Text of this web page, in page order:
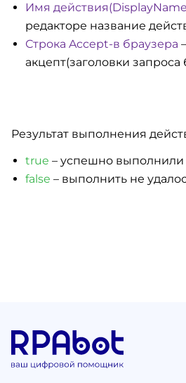
Имя
редакторе название
Строка Accept-в браузера
акцепт(заголовки запроса
Результат выполнения
true – успешно выполнили
false – выполнить не